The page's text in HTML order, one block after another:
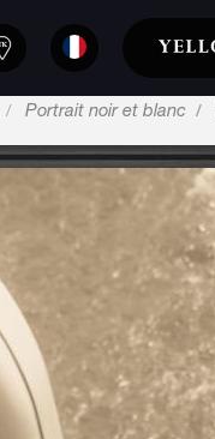
Portrait noir et blanc